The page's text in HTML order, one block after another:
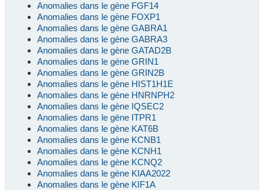
Anomalies dans le gène FGF14
Anomalies dans le gène FOXP1
Anomalies dans le gène GABRA1
Anomalies dans le gène GABRA3
Anomalies dans le gène GATAD2B
Anomalies dans le gène GRIN1
Anomalies dans le gène GRIN2B
Anomalies dans le gène HIST1H1E
Anomalies dans le gène HNRNPH2
Anomalies dans le gène IQSEC2
Anomalies dans le gène ITPR1
Anomalies dans le gène KAT6B
Anomalies dans le gène KCNB1
Anomalies dans le gène KCNH1
Anomalies dans le gène KCNQ2
Anomalies dans le gène KIAA2022
Anomalies dans le gène KIF1A